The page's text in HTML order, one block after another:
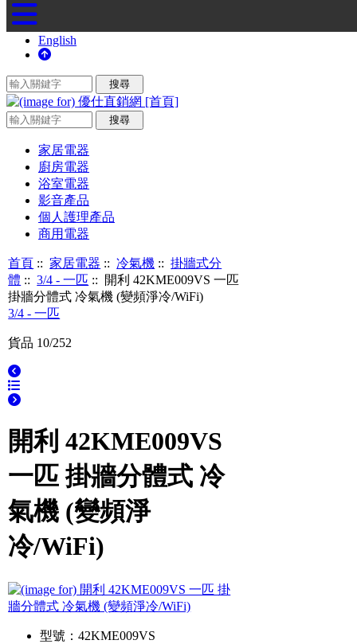
English
家居電器
廚房電器
浴室電器
影音產品
個人護理產品
商用電器
首頁 ::家居電器 ::冷氣機 ::掛牆式分
體 ::3/4 - 一匹 :: 開利 42KME009VS 一匹
掛牆分體式 冷氣機 (變頻淨冷/WiFi)
3/4 - 一匹
貨品 10/252
開利 42KME009VS
一匹 掛牆分體式 冷
氣機 (變頻淨
冷/WiFi)
型號：42KME009VS